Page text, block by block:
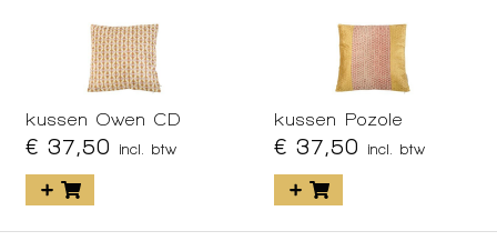
kussen Owen CD
€ 37,50 incl. btw
kussen Pozole
€ 37,50 incl. btw